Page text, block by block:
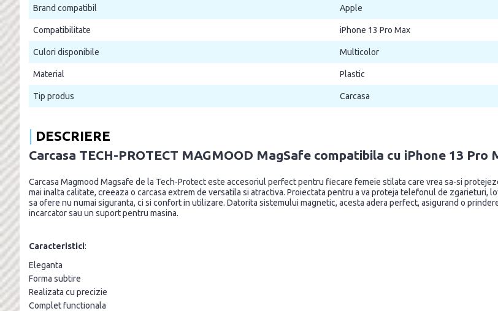
Brand compatibil Apple
Compatibilitate iPhone 13 Pro Max
Culori disponibile Multicolor
Material Plastic
Tip produs Carcasa
DESCRIERE
Carcasa TECH-PROTECT MAGMOOD MagSafe compatibila cu iPhone 13 Pro
Carcasa Magmood Magsafe de la Tech-Protect este accesoriul perfect pentru fiecare femeie stilata care vrea sa-si
mai inalta calitate, creeaza o carcasa extrem de versatila si atractiva. Proiectata pentru a va proteja telefonul de zgarieturi,
sa ofere nu numai siguranta, ci si confort in utilizare. Datorita sistemului magnetic, acesta adera perfect, asigurand o
incarcator sau un suport pentru masina.
Caracteristici:
Eleganta
Forma subtire
Realizata cu precizie
Complet functionala